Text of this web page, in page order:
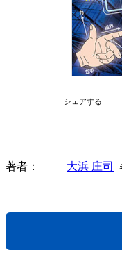
シェアする
著者 大浜 庄司